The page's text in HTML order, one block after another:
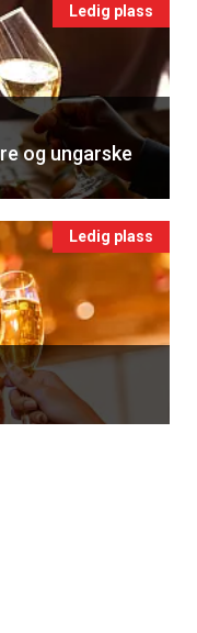
Ledig plass
og ungarske
Ledig plass